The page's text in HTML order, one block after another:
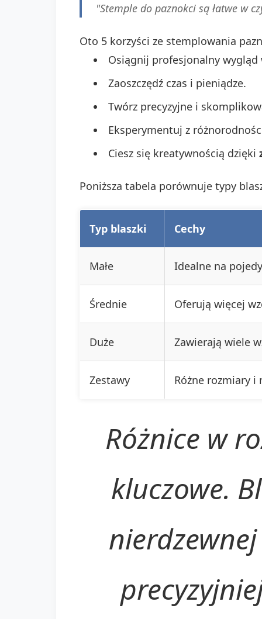
"Stemple do paznokci są łatwe w
Oto 5 korzyści ze stemplowania
Osiągnij profesjonalny wygląd
Zaoszczędź czas i pieniądze.
Twórz precyzyjne i
Eksperymentuj z
Ciesz się kreatywnością dzięki
Poniższa tabela porównuje typy
Typ blaszki Cechy
Małe Idealne na
Średnie Oferują więcej
Duże Zawierają wiele
Zestawy Różne rozmiary i
Różnice w
kluczowe.